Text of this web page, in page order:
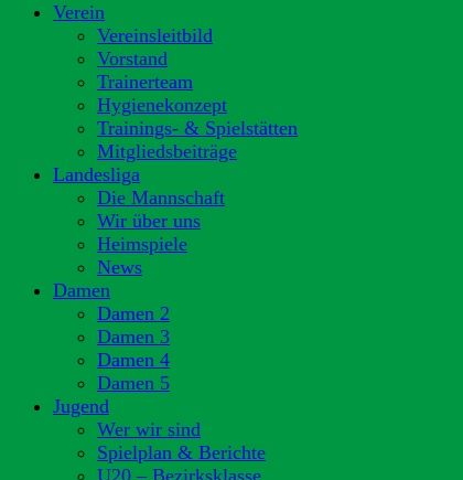
Verein
Vereinsleitbild
Vorstand
Trainerteam
Hygienekonzept
Trainings- & Spielstätten
Mitgliedsbeiträge
Landesliga
Die Mannschaft
Wir über uns
Heimspiele
News
Damen
Damen 2
Damen 3
Damen 4
Damen 5
Jugend
Wer wir sind
Spielplan & Berichte
U20 – Bezirksklasse